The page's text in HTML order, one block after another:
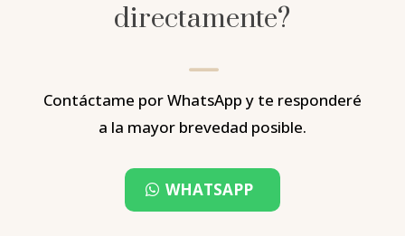
directamente?
K
Contáctame por WhatsApp y te responderé
a la mayor brevedad posible.
WHATSAPP